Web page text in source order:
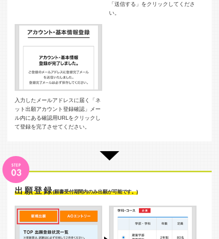
「送信する」をクリックしてくださ
い。
入力したメールアドレスに届く「ネ
ット出願アカウント登録確認」メー
ル内にある確認用URLをクリックし
て登録を完了させてください。
出願登録(願書受付期間内のみ出願が可能です。)